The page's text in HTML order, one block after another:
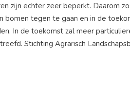
zijn echter zeer beperkt. Daarom
bomen tegen te gaan en in de
In de toekomst zal meer
Stichting Agrarisch